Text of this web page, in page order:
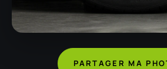
PARTAGER MA